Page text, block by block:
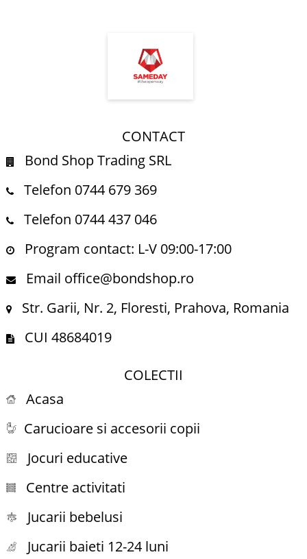
CONTACT
Bond Shop Trading SRL
Telefon 0744 679 369
Telefon 0744 437 046
Program contact: L-V 09:00-17:00
Email office@bondshop.ro
Str. Garii, Nr. 2, Floresti, Prahova, Romania
CUI 48684019
COLECTII
Acasa
Carucioare si accesorii copii
Jocuri educative
Centre activitati
Jucarii bebelusi
Jucarii baieti 12-24 luni